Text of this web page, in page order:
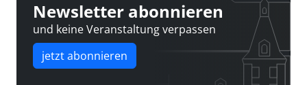
Newsletter abonnieren
und keine Veranstaltung verpassen
jetzt abonnieren